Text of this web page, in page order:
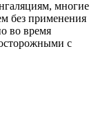
многие
без применения
во время
с